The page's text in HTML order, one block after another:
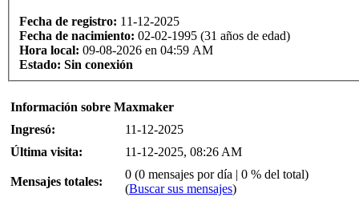
Fecha de registro: 11-12-2025
Fecha de nacimiento: 02-02-1995 (31 años de edad)
Hora local: 09-08-2026 en 04:59 AM
Estado: Sin conexión
Información sobre Maxmaker
Ingresó:
11-12-2025
Última visita:
11-12-2025, 08:26 AM
Mensajes totales:
0 (0 mensajes por día | 0 % del total)
(Buscar sus mensajes)